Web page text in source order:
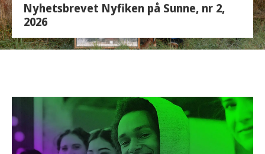
Nyhetsbrevet Nyfiken på Sunne, nr 2,
2026